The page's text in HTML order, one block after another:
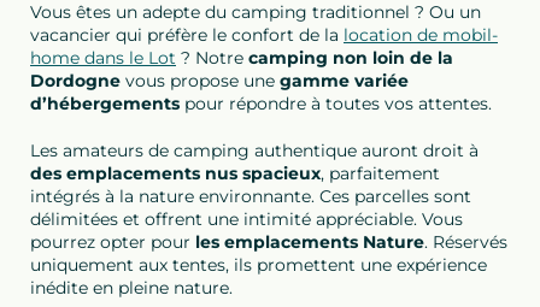
Vous êtes un adepte du camping traditionnel ? Ou un
vacancier qui préfère le confort de la location de mobil-
home dans le Lot ? Notre camping non loin de la
Dordogne vous propose une gamme variée
d’hébergements pour répondre à toutes vos attentes.
Les amateurs de camping authentique auront droit à
des emplacements nus spacieux, parfaitement
intégrés à la nature environnante. Ces parcelles sont
délimitées et offrent une intimité appréciable. Vous
pourrez opter pour les emplacements Nature. Réservés
uniquement aux tentes, ils promettent une expérience
inédite en pleine nature.